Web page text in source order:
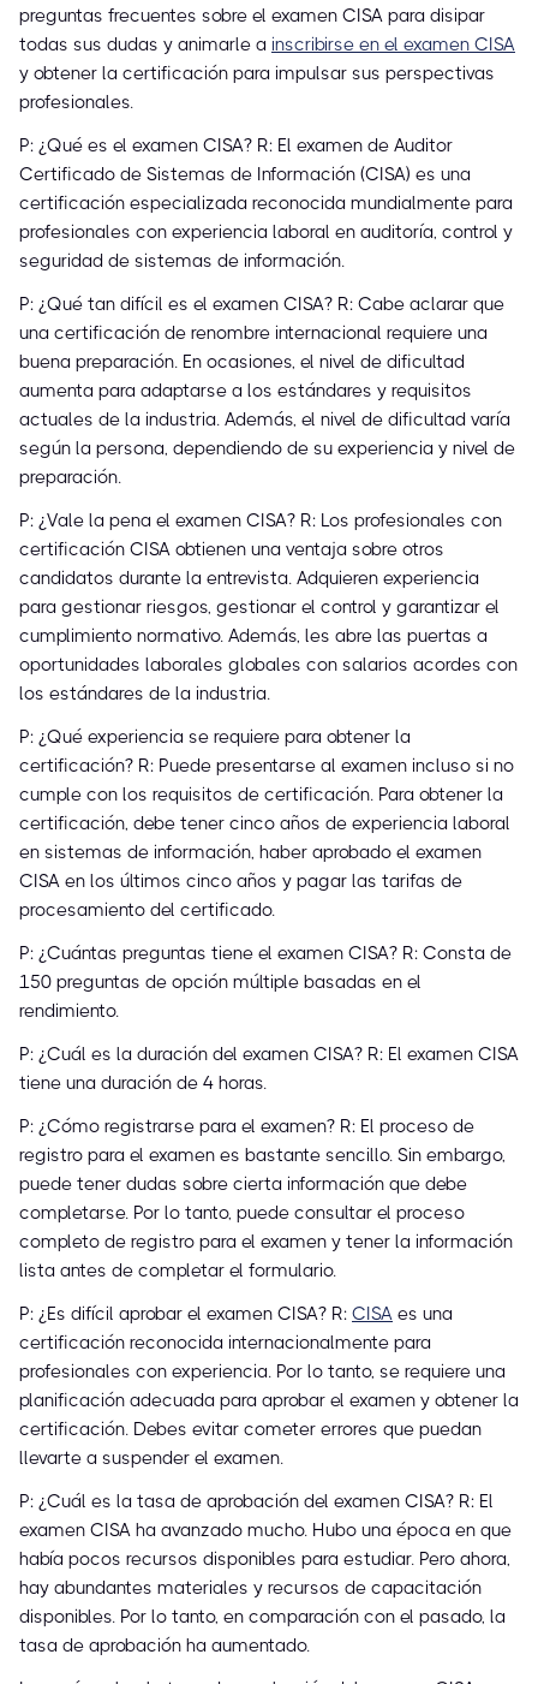
preguntas frecuentes sobre el examen CISA para disipar
todas sus dudas y animarle a inscribirse en el examen CISA
y obtener la certificación para impulsar sus perspectivas
profesionales.
P: ¿Qué es el examen CISA? R: El examen de Auditor
Certificado de Sistemas de Información (CISA) es una
certificación especializada reconocida mundialmente para
profesionales con experiencia laboral en auditoría, control y
seguridad de sistemas de información.
P: ¿Qué tan difícil es el examen CISA? R: Cabe aclarar que
una certificación de renombre internacional requiere una
buena preparación. En ocasiones, el nivel de dificultad
aumenta para adaptarse a los estándares y requisitos
actuales de la industria. Además, el nivel de dificultad varía
según la persona, dependiendo de su experiencia y nivel de
preparación.
P: ¿Vale la pena el examen CISA? R: Los profesionales con
certificación CISA obtienen una ventaja sobre otros
candidatos durante la entrevista. Adquieren experiencia
para gestionar riesgos, gestionar el control y garantizar el
cumplimiento normativo. Además, les abre las puertas a
oportunidades laborales globales con salarios acordes con
los estándares de la industria.
P: ¿Qué experiencia se requiere para obtener la
certificación? R: Puede presentarse al examen incluso si no
cumple con los requisitos de certificación. Para obtener la
certificación, debe tener cinco años de experiencia laboral
en sistemas de información, haber aprobado el examen
CISA en los últimos cinco años y pagar las tarifas de
procesamiento del certificado.
P: ¿Cuántas preguntas tiene el examen CISA? R: Consta de
150 preguntas de opción múltiple basadas en el
rendimiento.
P: ¿Cuál es la duración del examen CISA? R: El examen CISA
tiene una duración de 4 horas.
P: ¿Cómo registrarse para el examen? R: El proceso de
registro para el examen es bastante sencillo. Sin embargo,
puede tener dudas sobre cierta información que debe
completarse. Por lo tanto, puede consultar el proceso
completo de registro para el examen y tener la información
lista antes de completar el formulario.
P: ¿Es difícil aprobar el examen CISA? R: CISA es una
certificación reconocida internacionalmente para
profesionales con experiencia. Por lo tanto, se requiere una
planificación adecuada para aprobar el examen y obtener la
certificación. Debes evitar cometer errores que puedan
llevarte a suspender el examen.
P: ¿Cuál es la tasa de aprobación del examen CISA? R: El
examen CISA ha avanzado mucho. Hubo una época en que
había pocos recursos disponibles para estudiar. Pero ahora,
hay abundantes materiales y recursos de capacitación
disponibles. Por lo tanto, en comparación con el pasado, la
tasa de aprobación ha aumentado.